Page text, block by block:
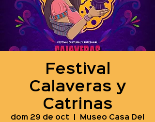
Festival
Calaveras y
Catrinas
dom 29 de oct
Museo Casa Del